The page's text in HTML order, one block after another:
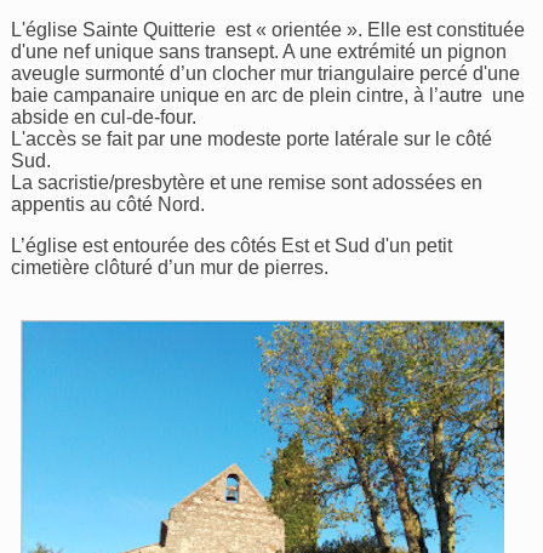
L'église Sainte Quitterie est « orientée ». Elle est constituée
d'une nef unique sans transept. A une extrémité un pignon
aveugle surmonté d’un clocher mur triangulaire percé d'une
baie campanaire unique en arc de plein cintre, à l’autre une
abside en cul-de-four.
L'accès se fait par une modeste porte latérale sur le côté
Sud.
La sacristie/presbytère et une remise sont adossées en
appentis au côté Nord.
L’église est entourée des côtés Est et Sud d'un petit
cimetière clôturé d’un mur de pierres.